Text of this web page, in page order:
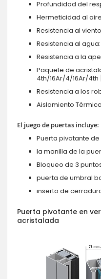
Profundidad del
Hermeticidad al
Resistencia al
Resistencia al
Resistencia a la
Paquete de
4th/16Ar/4/16Ar/
Resistencia a los
Aislamiento
El juego de puertas incluye:
Puerta pivotante
la manilla de la
Bloqueo de 3 puntos
puerta de umbral
inserto de
Puerta pivotante en
acristalada